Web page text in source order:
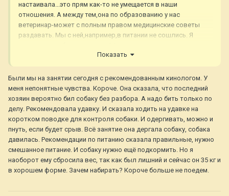
настаивала...это прям как-то не умещается в наши
отношения. А между тем,она по образованию у нас
ветеринар-может с полным правом медицинские советы
раздавать. Мы с ней,например,в питании не сошлись. Я
у неё свой опыт-у нас свой. Даже когда она ездила с Ником
лишний вес для неё к грузу. Поэтому мы уже столько лет
достаточно близко на связи,хоть уже давно перестали быть
выставочными, никогда она не переступала черту и никогда
не отказывала в помощи-идеальный баланс.
Показать
Были мы на занятии сегодня с рекомендованным кинологом. У
меня непонятные чувства. Короче. Она сказала, что последний
хозяин вероятно бил собаку без разбора. А надо бить только по
делу. Рекомендовала удавку. И сказала ходить на удавке на
коротком поводке для контроля собаки. И одергивать, можно и
пнуть, если будет срыв. Всё занятие она дергала собаку, собака
давилась. Рекомендации по питанию сказала правильные, нужно
смешанное питание. И собаку нужно ещё подкормить. Но я
наоборот ему сбросила вес, так как был лишний и сейчас он 35 кг и
в хорошем форме. Зачем набирать? Короче больше не поедем.